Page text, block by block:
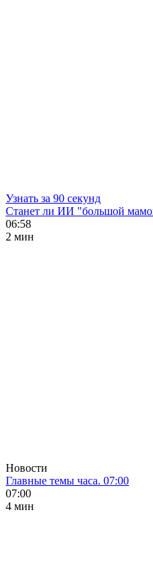
Узнать за 90 секунд
Станет ли ИИ "большой
06:58
2 мин
Новости
Главные темы часа. 07:00
07:00
4 мин